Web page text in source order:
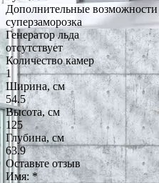
Дополнительные возможности
суперзаморозка
Генератор льда
отсутствует
Количество камер
1
Ширина, см
54.5
Высота, см
125
Глубина, см
63.9
Оставьте отзыв
Имя:*